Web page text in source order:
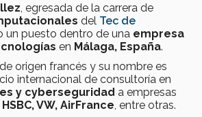
, egresada de la carrera de
del Tec de
un puesto dentro de una empresa
en Málaga, España.
origen francés y su nombre es
internacional de consultoría en
y cyberseguridad a empresas
VW, AirFrance , entre otras.